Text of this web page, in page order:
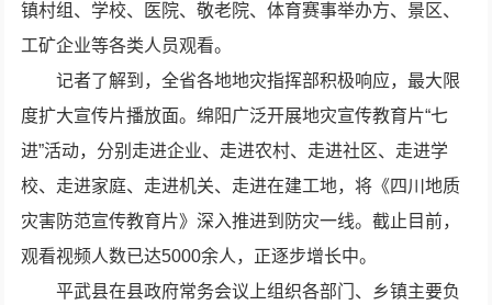
镇村组、学校、医院、敬老院、体育赛事举办方、景区、
工矿企业等各类人员观看。
记者了解到，全省各地地灾指挥部积极响应，最大限
度扩大宣传片播放面。绵阳广泛开展地灾宣传教育片“七
进”活动，分别走进企业、走进农村、走进社区、走进学
校、走进家庭、走进机关、走进在建工地，将《四川地质
灾害防范宣传教育片》深入推进到防灾一线。截止目前，
观看视频人数已达5000余人，正逐步增长中。
平武县在县政府常务会议上组织各部门、乡镇主要负